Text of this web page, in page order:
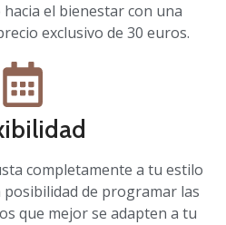
el bienestar con una
exclusivo de 30 euros.
completamente a tu estilo
de programar las
que mejor se adapten a tu